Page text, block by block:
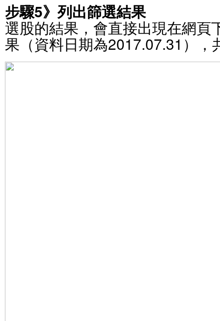
步驟5》列出篩選結果
選股的結果，會直接出現在網頁
果（資料日期為2017.07.31），